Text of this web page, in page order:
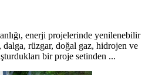
enerji projelerinde yenilenebilir
dalga, rüzgar, doğal gaz, hidrojen ve
bir proje setinden ...